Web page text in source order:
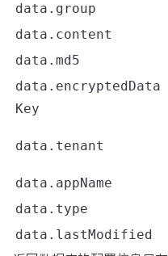
data.group
data.content
data.md5
data.encryptedData
Key
data.tenant
data.appName
data.type
data.lastModified